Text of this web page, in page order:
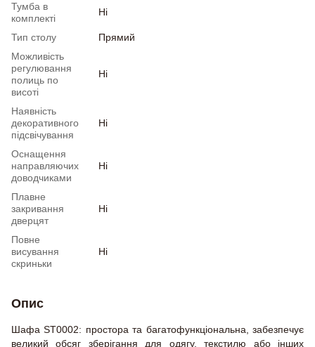
Тумба в
комплекті
Ні
Тип столу
Прямий
Можливість
регулювання
полиць по
висоті
Ні
Наявність
декоративного
підсвічування
Ні
Оснащення
направляючих
доводчиками
Ні
Плавне
закривання
дверцят
Ні
Повне
висування
скриньки
Ні
Опис
Шафа ST0002: простора та багатофункціональна, забезпечує
великий обсяг зберігання для одягу, текстилю або інших